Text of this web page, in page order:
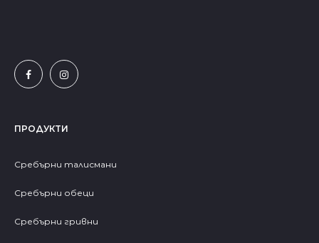
ПРОДУКТИ
Сребърни талисмани
Сребърни обеци
Сребърни гривни